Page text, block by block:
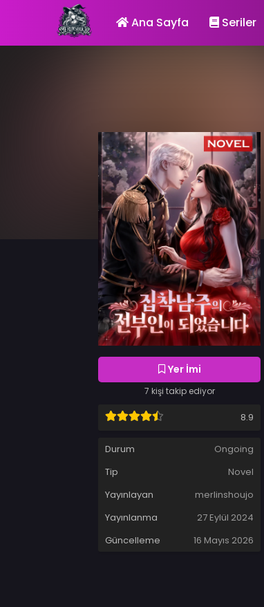
Ana Sayfa Seriler
Yer İmi
7 kişi takip ediyor
8.9
Durum
Ongoing
Tip
Novel
Yayınlayan
merlinshoujo
Yayınlanma
27 Eylül 2024
Güncelleme
16 Mayıs 2026